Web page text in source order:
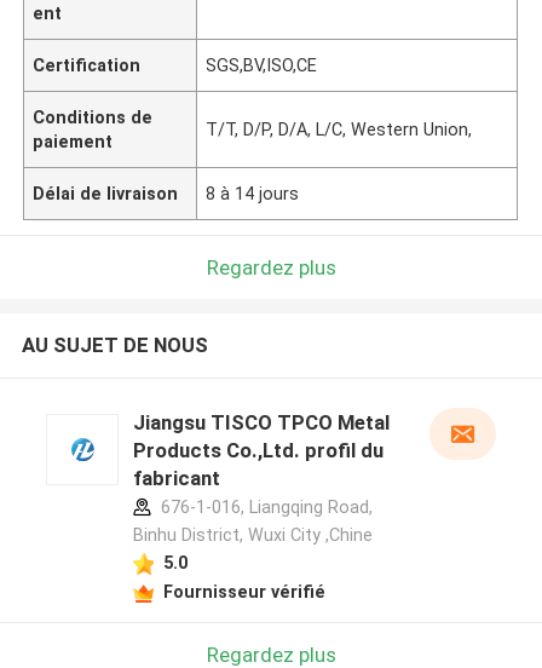
ent
Certification SGS,BV,ISO,CE
Conditions de
paiement
T/T, D/P, D/A, L/C, Western Union,
Délai de livraison 8 à 14 jours
Regardez plus
AU SUJET DE NOUS
Jiangsu TISCO TPCO Metal
Products Co.,Ltd. profil du
fabricant
676-1-016, Liangqing Road,
Binhu District, Wuxi City ,Chine
5.0
Fournisseur vérifié
Regardez plus